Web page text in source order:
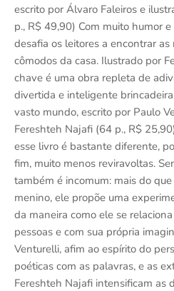
escrito por Álvaro Faleiros e
p., R$ 49,90) Com muito humor
desafia os leitores a encontrar as
cômodos da casa. Ilustrado por
chave é uma obra repleta de
divertida e inteligente
vasto mundo, escrito por Paulo
Fereshteh Najafi (64 p., R$
esse livro é bastante diferente,
fim, muito menos reviravoltas.
também é incomum: mais do
menino, ele propõe uma
da maneira como ele se
pessoas e com sua própria
Venturelli, afim ao espírito do
poéticas com as palavras, e as
Fereshteh Najafi intensificam as